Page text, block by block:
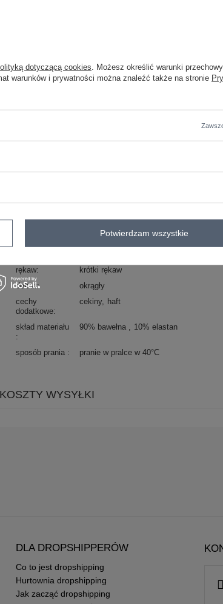
ZALOGUJ SIĘ I
Masz pytanie? Chętnie pomożemy.
bawełna
rękaw
krótki rękaw
dekolt
okrągły
cechy
dodatkowe
cekiny haft
skład materiału 90% bawełna 10% elastan
sposób prania pranie w pralce w 40°C
WYSYŁKI
DLA DROPSHIPPERÓW
Co to jest dropshipping
Hurtownia dropshipping
Jak zacząć dropshipping
dotyczącą cookies . Możesz określić warunki
warunków i prywatności można znaleźć także na stronie
Potwierdzam wszystkie